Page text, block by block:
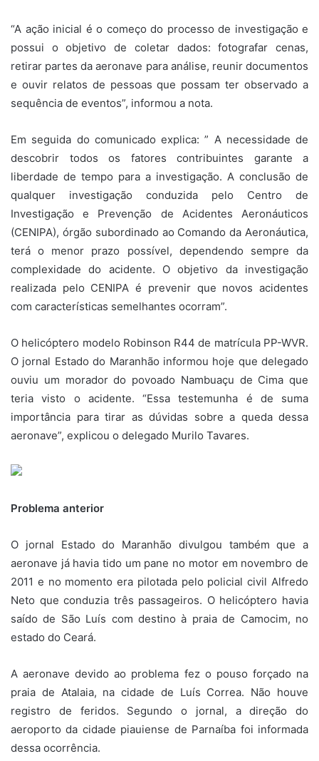
“A ação inicial é o começo do processo de investigação e
possui o objetivo de coletar dados: fotografar cenas,
retirar partes da aeronave para análise, reunir documentos
e ouvir relatos de pessoas que possam ter observado a
sequência de eventos”, informou a nota.
Em seguida do comunicado explica: ” A necessidade de
descobrir todos os fatores contribuintes garante a
liberdade de tempo para a investigação. A conclusão de
qualquer investigação conduzida pelo Centro de
Investigação e Prevenção de Acidentes Aeronáuticos
(CENIPA), órgão subordinado ao Comando da Aeronáutica,
terá o menor prazo possível, dependendo sempre da
complexidade do acidente. O objetivo da investigação
realizada pelo CENIPA é prevenir que novos acidentes
com características semelhantes ocorram”.
O helicóptero modelo Robinson R44 de matrícula PP-WVR.
O jornal Estado do Maranhão informou hoje que delegado
ouviu um morador do povoado Nambuaçu de Cima que
teria visto o acidente. “Essa testemunha é de suma
importância para tirar as dúvidas sobre a queda dessa
aeronave”, explicou o delegado Murilo Tavares.
Problema anterior
O jornal Estado do Maranhão divulgou também que a
aeronave já havia tido um pane no motor em novembro de
2011 e no momento era pilotada pelo policial civil Alfredo
Neto que conduzia três passageiros. O helicóptero havia
saído de São Luís com destino à praia de Camocim, no
estado do Ceará.
A aeronave devido ao problema fez o pouso forçado na
praia de Atalaia, na cidade de Luís Correa. Não houve
registro de feridos. Segundo o jornal, a direção do
aeroporto da cidade piauiense de Parnaíba foi informada
dessa ocorrência.